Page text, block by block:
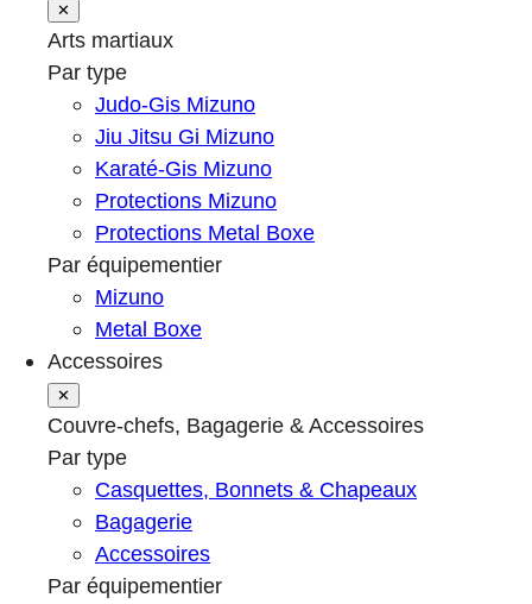
✕
Arts martiaux
Par type
Judo-Gis Mizuno
Jiu Jitsu Gi Mizuno
Karaté-Gis Mizuno
Protections Mizuno
Protections Metal Boxe
Par équipementier
Mizuno
Metal Boxe
Accessoires
✕
Couvre-chefs, Bagagerie & Accessoires
Par type
Casquettes, Bonnets & Chapeaux
Bagagerie
Accessoires
Par équipementier